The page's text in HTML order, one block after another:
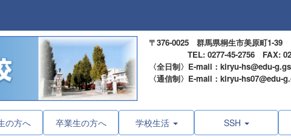
〒376-0025 群馬県桐生市美原町1-39
TEL: 0277-45-2756 FAX:
〈全日制〉E-mail：kiryu-hs@edu-
〈通信制〉E-mail：kiryu-hs07@edu-
の方へ 卒業生の方へ 学校生活 SSH